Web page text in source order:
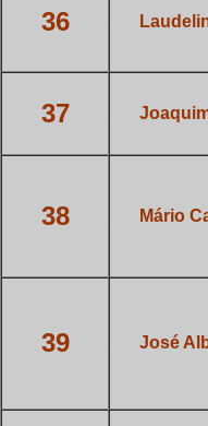
36
37
38 Mário
39 José